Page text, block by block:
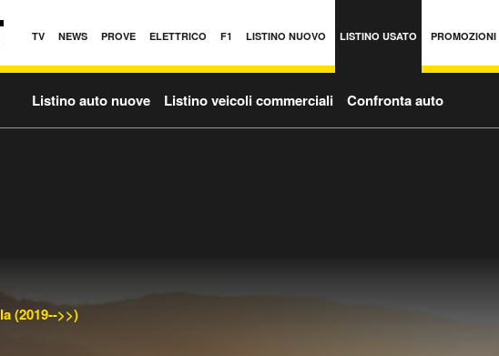
TV NEWS PROVE ELETTRICO F1 LISTINO NUOVO LISTINO USATO PROMOZIONI
Listino auto nuove Listino veicoli commerciali Confronta auto
(2019-->>)